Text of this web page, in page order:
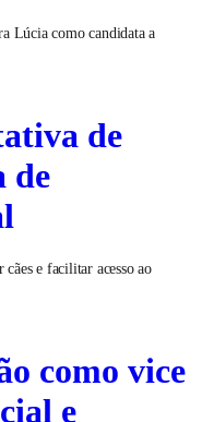
Lúcia como candidata a
de
de
e facilitar acesso ao
como vice
e